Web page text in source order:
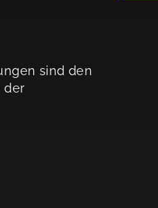
sind den
der